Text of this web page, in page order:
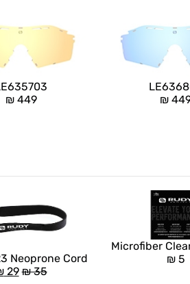
₪
₪449
Microfiber
₪5
Neoprone Cord
₪35
29